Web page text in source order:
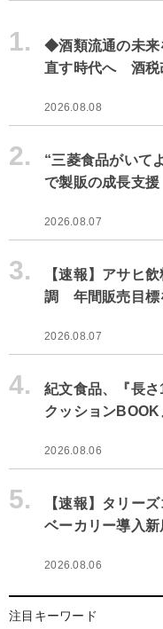
1.
◆酒類流通の未来
直す時代へ 酒税
2026.08.08
2.
“三菱食品がいて
で製販の成長支
2026.08.07
3.
【速報】アサヒ
調 年間販売目標
2026.08.07
4.
紀文食品、『長
クッションBOOK
2026.08.06
5.
【速報】タリー
ベーカリー導入
2026.08.06
注目キーワード